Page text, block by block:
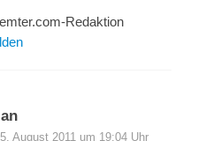
Redaktion
August 2011 um 19:04 Uhr